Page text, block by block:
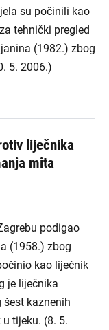
su počinili kao
tehnički pregled
(1982.) zbog
5. 2006.)
liječnika
mita
podigao
(1958.) zbog
kao liječnik
je liječnika
šest kaznenih
tijeku. (8. 5.